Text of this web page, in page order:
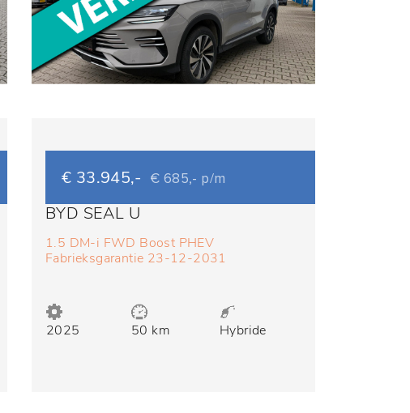
€ 33.945,- € 685,- p/m
BYD SEAL U
1.5 DM-i FWD Boost PHEV
Fabrieksgarantie 23-12-2031
2025 50 km Hybride